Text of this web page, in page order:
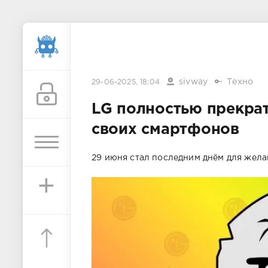
+
29-06-2025, 18:04 sivway Техно
LG полностью
своих смартфонов
29 июня стал последним днём для